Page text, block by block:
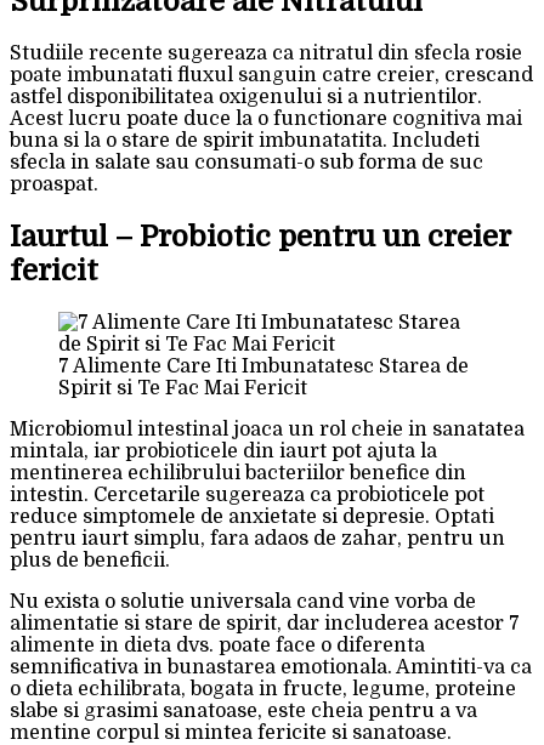
Studiile recente sugereaza ca nitratul din sfecla rosie
poate imbunatati fluxul sanguin catre creier, crescand
astfel disponibilitatea oxigenului si a nutrientilor.
Acest lucru poate duce la o functionare cognitiva mai
buna si la o stare de spirit imbunatatita. Includeti
sfecla in salate sau consumati-o sub forma de suc
proaspat.
Iaurtul – Probiotic pentru un creier
fericit
7 Alimente Care Iti Imbunatatesc Starea de
Spirit si Te Fac Mai Fericit
Microbiomul intestinal joaca un rol cheie in sanatatea
mintala, iar probioticele din iaurt pot ajuta la
mentinerea echilibrului bacteriilor benefice din
intestin. Cercetarile sugereaza ca probioticele pot
reduce simptomele de anxietate si depresie. Optati
pentru iaurt simplu, fara adaos de zahar, pentru un
plus de beneficii.
Nu exista o solutie universala cand vine vorba de
alimentatie si stare de spirit, dar includerea acestor 7
alimente in dieta dvs. poate face o diferenta
semnificativa in bunastarea emotionala. Amintiti-va ca
o dieta echilibrata, bogata in fructe, legume, proteine
slabe si grasimi sanatoase, este cheia pentru a va
mentine corpul si mintea fericite si sanatoase.